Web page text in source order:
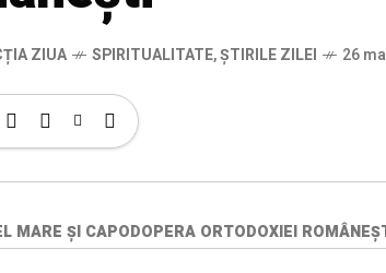
ZIUA SPIRITUALITATE,ȘTIRILE ZILEI 26
MARE ȘI CAPODOPERA ORTODOXIEI